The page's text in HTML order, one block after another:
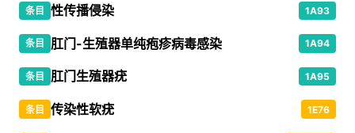
条目 性传播侵染 1A93
条目 肛门-生殖器单纯疱疹病毒感染 1A94
条目 肛门生殖器疣 1A95
条目 传染性软疣 1E76